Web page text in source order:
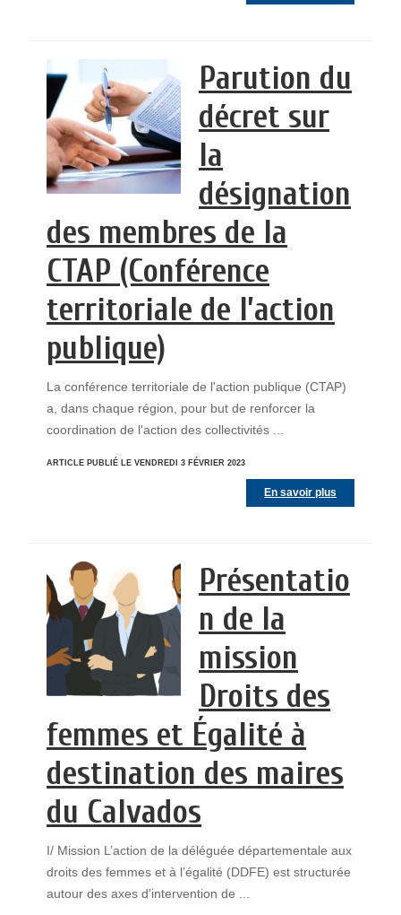
Parution du
décret sur
la
désignation
des membres de la
CTAP (Conférence
territoriale de l’action
publique)
La conférence territoriale de l'action publique (CTAP)
a, dans chaque région, pour but de renforcer la
coordination de l'action des collectivités ...
ARTICLE PUBLIÉ LE VENDREDI 3 FÉVRIER 2023
En savoir plus
Présentatio
n de la
mission
Droits des
femmes et Égalité à
destination des maires
du Calvados
I/ Mission L’action de la déléguée départementale aux
droits des femmes et à l’égalité (DDFE) est structurée
autour des axes d’intervention de ...